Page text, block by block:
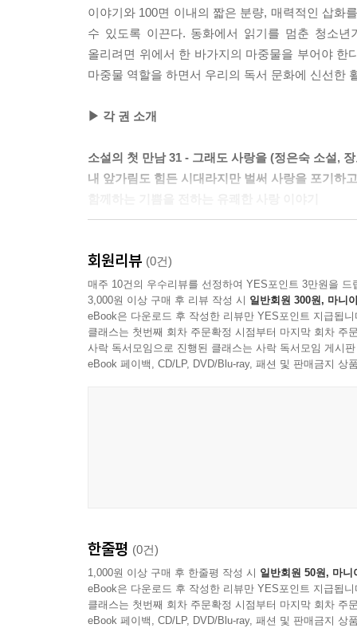
이야기와 100면 이내의 짧은 분량, 매력적인 삽화
수 있도록 이끈다. 동화에서 읽기를 멈춘 청소
올리려면 위에서 한 바가지의 마중물을 부어야 한
마중물 역할을 하면서 우리의 독서 문화에 신선한
▶ 각 권 소개
소설의 첫 만남 31 - 그래도 사랑을 (정은숙 소설,
내 앞가림도 힘든 시대라지만 벌써 사랑을 포기하
수술을 고민한다. 그러던 어느 날 엄마의 메일함
소설의 첫 만남 32 - 냠냠 (백온유 소설, joggen 그
냠냠, 세상에서 가장 맛있는 떡볶이를 너와 함께 먹
도시락에 담아 건넨 설레는 마음
방학을 맞아 엄마의 쿠키 가게에서 아르바이트를
후 말없이 사라진 소년. 그날 이후 매일 가게를
의미는?
회원리뷰 (0건)
매주 10건의 우수리뷰를 선정하여 YES포인트 3만원을 드
3,000원 이상 구매 후 리뷰 작성 시 일반회원 300원, 마니
eBook은 다운로드 후 작성한 리뷰만 YES포인트 지급됩니
클래스는 첫번째 회차 주문확정 시점부터 마지막 회차 주
사락 독서모임으로 진행된 클래스는 사락 독서모임 게시
eBook 페이백, CD/LP, DVD/Blu-ray, 패션 및 판매금지 상
한줄평 (0건)
1,000원 이상 구매 후 한줄평 작성 시 일반회원 50원, 마니
eBook은 다운로드 후 작성한 리뷰만 YES포인트 지급됩니
클래스는 첫번째 회차 주문확정 시점부터 마지막 회차 주
eBook 페이백, CD/LP, DVD/Blu-ray, 패션 및 판매금지 상